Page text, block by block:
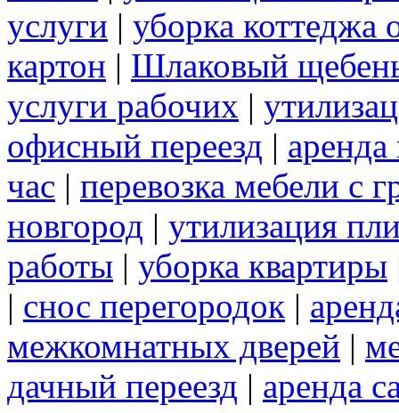
услуги | уборка коттеджа
картон | Шлаковый
услуги рабочих |
офисный переезд | аренда
час | перевозка мебели с
новгород | утилизация
работы | уборка квартиры
| снос перегородок |
межкомнатных дверей |
дачный переезд | аренда